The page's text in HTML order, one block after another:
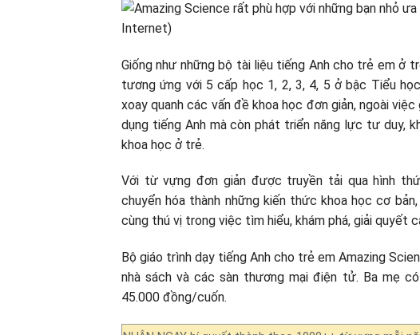
Giống như những bộ tài liệu tiếng Anh cho trẻ em ở
tương ứng với 5 cấp học 1, 2, 3, 4, 5 ở bậc Tiểu
xoay quanh các vấn đề khoa học đơn giản, ngoài
dụng tiếng Anh mà còn phát triển năng lực tư duy,
khoa học ở trẻ.
Với từ vựng đơn giản được truyền tải qua hình
chuyển hóa thành những kiến thức khoa học cơ
cùng thú vị trong việc tìm hiểu, khám phá, giải quyết
Bộ giáo trình dạy tiếng Anh cho trẻ em Amazing
nhà sách và các sàn thương mại điện tử. Ba mẹ
45.000 đồng/cuốn.